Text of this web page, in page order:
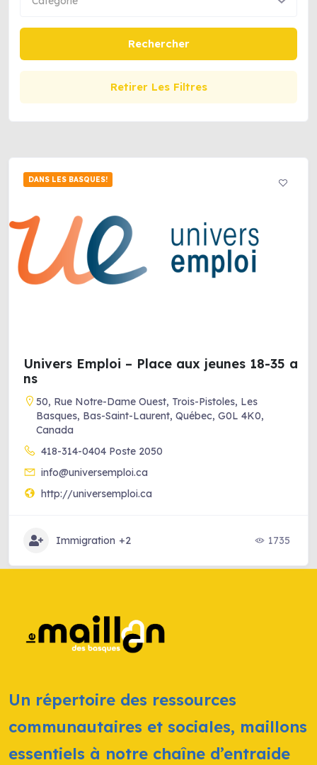
Retirer Les Filtres
Rechercher
DANS LES BASQUES!
Univers Emploi – Place aux jeunes 18-35 a
ns
50, Rue Notre-Dame Ouest, Trois-Pistoles, Les
Basques, Bas-Saint-Laurent, Québec, G0L 4K0,
Canada
418-314-0404 Poste 2050
info@universemploi.ca
http://universemploi.ca
Immigration +2 1735
Un répertoire des ressources
communautaires et sociales, maillons
essentiels à notre chaîne d’entraide